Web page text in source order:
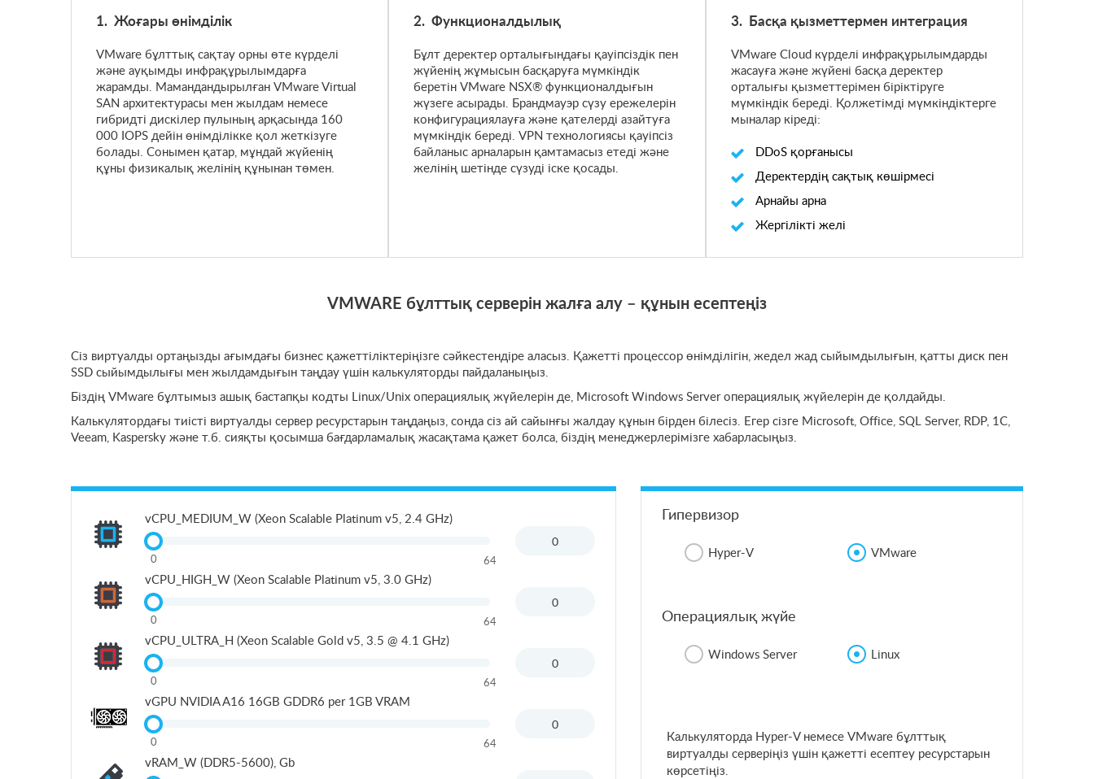
Жоғары өнімділік
VMware бұлттық сақтау орны өте күрделі
және ауқымды инфрақұрылымдарға
жарамды. Мамандандырылған VMware Virtual
SAN архитектурасы мен жылдам немесе
гибридті дискілер пулының арқасында 160
000 IOPS дейін өнімділікке қол жеткізуге
болады. Сонымен қатар, мұндай жүйенің
құны физикалық желінің құнынан төмен.
Функционалдылық
Бұлт деректер орталығындағы қауіпсіздік пен
жүйенің жұмысын басқаруға мүмкіндік
беретін VMware NSX® функционалдығын
жүзеге асырады. Брандмауэр сүзу ережелерін
конфигурациялауға және қателерді азайтуға
мүмкіндік береді. VPN технологиясы қауіпсіз
байланыс арналарын қамтамасыз етеді және
желінің шетінде сүзуді іске қосады.
Басқа қызметтермен интеграция
VMware Cloud күрделі инфрақұрылымдарды
жасауға және жүйені басқа деректер
орталығы қызметтерімен біріктіруге
мүмкіндік береді. Қолжетімді мүмкіндіктерге
мыналар кіреді:
DDoS қорғанысы
Деректердің сақтық көшірмесі
Арнайы арна
Жергілікті желі
VMWARE бұлттық серверін жалға алу – құнын есептеңіз
Сіз виртуалды ортаңызды ағымдағы бизнес қажеттіліктеріңізге сәйкестендіре аласыз. Қажетті процессор өнімділігін, жедел жад сыйымдылығын, қатты диск пен
SSD сыйымдылығы мен жылдамдығын таңдау үшін калькуляторды пайдаланыңыз.
Біздің VMware бұлтымыз ашық бастапқы кодты Linux/Unix операциялық жүйелерін де, Microsoft Windows Server операциялық жүйелерін де қолдайды.
Калькулятордағы тиісті виртуалды сервер ресурстарын таңдаңыз, сонда сіз ай сайынғы жалдау құнын бірден білесіз. Егер сізге Microsoft, Office, SQL Server, RDP, 1C,
Veeam, Kaspersky және т.б. сияқты қосымша бағдарламалық жасақтама қажет болса, біздің менеджерлерімізге хабарласыңыз.
vCPU_MEDIUM_W (Xeon Scalable Platinum v5, 2.4 GHz)
0 64
vCPU_HIGH_W (Xeon Scalable Platinum v5, 3.0 GHz)
0 64
vCPU_ULTRA_H (Xeon Scalable Gold v5, 3.5 @ 4.1 GHz)
0 64
vGPU NVIDIA A16 16GB GDDR6 per 1GB VRAM
0 64
vRAM_W (DDR5-5600), Gb
Гипервизор
Hyper-V VMware
Операциялық жүйе
Windows Server Linux
Калькуляторда Hyper-V немесе VMware бұлттық
виртуалды серверіңіз үшін қажетті есептеу ресурстарын
көрсетіңіз.